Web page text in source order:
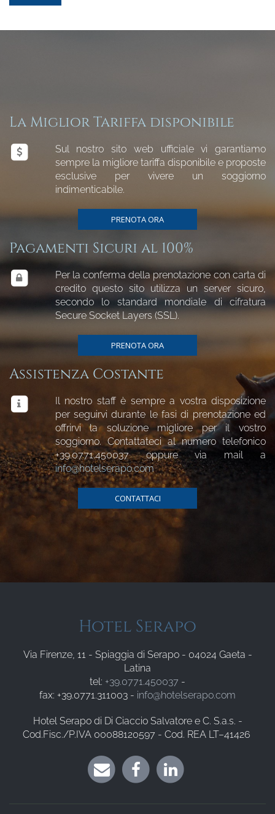
La Miglior Tariffa disponibile
Sul nostro sito web ufficiale vi garantiamo
sempre la migliore tariffa disponibile e proposte
esclusive per vivere un soggiorno
indimenticabile.
PRENOTA ORA
Pagamenti Sicuri al 100%
Per la conferma della prenotazione con carta di
credito questo sito utilizza un server sicuro,
secondo lo standard mondiale di cifratura
Secure Socket Layers (SSL).
PRENOTA ORA
Assistenza Costante
Il nostro staff è sempre a vostra disposizione
per seguirvi durante le fasi di prenotazione ed
offrirvi la soluzione migliore per il vostro
soggiorno. Contattateci al numero telefonico
+39.0771.450037
oppure via mail a
info@hotelserapo.com
CONTATTACI
Hotel Serapo
Via Firenze, 11 - Spiaggia di Serapo - 04024 Gaeta -
Latina
tel: +39.0771.450037 -
fax: +39.0771.311003 - info@hotelserapo.com
Hotel Serapo di Di Ciaccio Salvatore e C. S.a.s. -
Cod.Fisc./P.IVA 00088120597 - Cod. REA LT–41426